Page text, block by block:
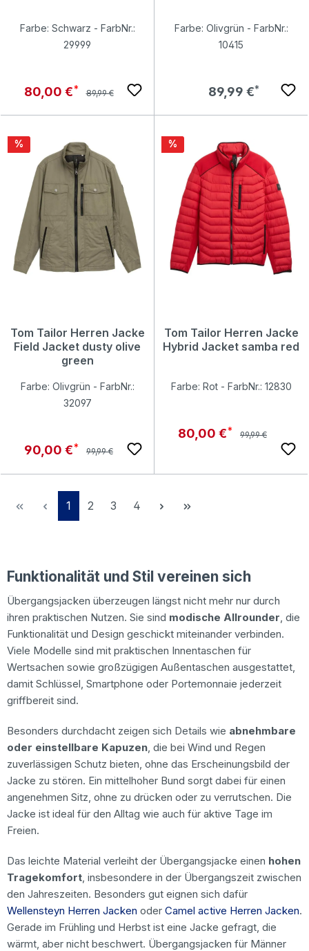
Farbe: Schwarz - FarbNr.:
29999
Verkaufspreis:
80,00 € Regulärer Preis:
89,99 €
Farbe: Olivgrün - FarbNr.:
10415
Regulärer Preis:
89,99 €
Rabatt
%
Tom Tailor Herren Jacke
Field Jacket dusty olive
green
Farbe: Olivgrün - FarbNr.:
32097
Verkaufspreis:
90,00 € Regulärer Preis:
99,99 €
Rabatt
%
Tom Tailor Herren Jacke
Hybrid Jacket samba red
Farbe: Rot - FarbNr.: 12830
Verkaufspreis:
80,00 € Regulärer Preis:
99,99 €
Seite
1 Seite
2 Seite
3 Seite
4
Funktionalität und Stil vereinen sich
Übergangsjacken überzeugen längst nicht mehr nur durch
ihren praktischen Nutzen. Sie sind modische Allrounder, die
Funktionalität und Design geschickt miteinander verbinden.
Viele Modelle sind mit praktischen Innentaschen für
Wertsachen sowie großzügigen Außentaschen ausgestattet,
damit Schlüssel, Smartphone oder Portemonnaie jederzeit
griffbereit sind.
Besonders durchdacht zeigen sich Details wie abnehmbare
oder einstellbare Kapuzen, die bei Wind und Regen
zuverlässigen Schutz bieten, ohne das Erscheinungsbild der
Jacke zu stören. Ein mittelhoher Bund sorgt dabei für einen
angenehmen Sitz, ohne zu drücken oder zu verrutschen. Die
Jacke ist ideal für den Alltag wie auch für aktive Tage im
Freien.
Das leichte Material verleiht der Übergangsjacke einen hohen
Tragekomfort, insbesondere in der Übergangszeit zwischen
den Jahreszeiten. Besonders gut eignen sich dafür
Wellensteyn Herren Jacken oder Camel active Herren Jacken.
Gerade im Frühling und Herbst ist eine Jacke gefragt, die
wärmt, aber nicht beschwert. Übergangsjacken für Männer